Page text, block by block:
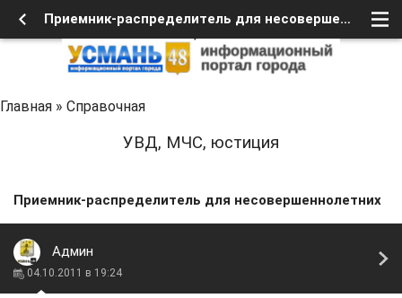
Приемник-распределитель для несовершеннолетних - УСМАНЬ 48
Главная » Справочная
УВД, МЧС, юстиция
Приемник-распределитель для несовершеннолетних
Админ
04.10.2011 в 19:24